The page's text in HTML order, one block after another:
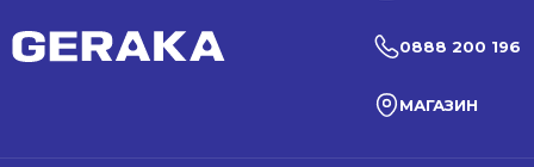
0888 200 196
МАГАЗИН